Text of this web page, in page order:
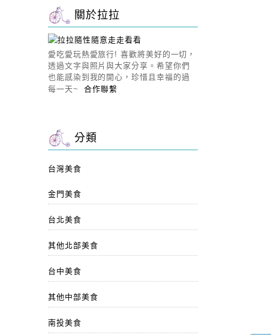
關於拉拉
愛吃愛玩熱愛旅行! 喜歡將美好的一切，
透過文字與照片與大家分享。希望你們
也能感染到我的開心，珍惜且幸福的過
每一天~合作聯繫
分類
台灣美食
金門美食
台北美食
其他北部美食
台中美食
其他中部美食
南投美食